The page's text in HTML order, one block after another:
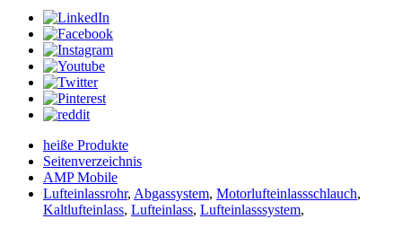
heiße Produkte
Seitenverzeichnis
AMP Mobile
Lufteinlassrohr, Abgassystem, Motorlufteinlassschlauch,
Kaltlufteinlass, Lufteinlass, Lufteinlasssystem,